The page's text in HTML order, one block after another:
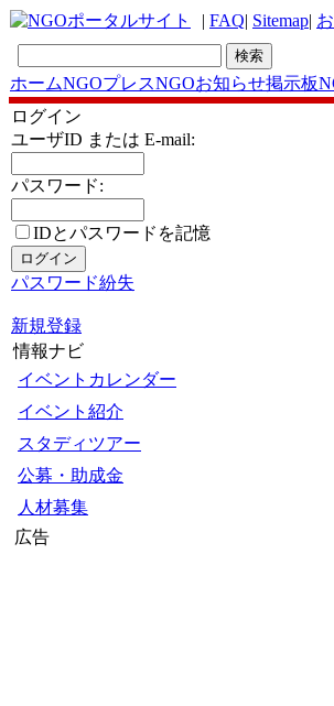
| FAQ| Sitemap|
ホームNGOプレスNGOお知らせ掲示板
ログイン
ユーザID または E-mail:
パスワード:
IDとパスワードを記憶
パスワード紛失
新規登録
情報ナビ
イベントカレンダー
イベント紹介
スタディツアー
公募・助成金
人材募集
広告